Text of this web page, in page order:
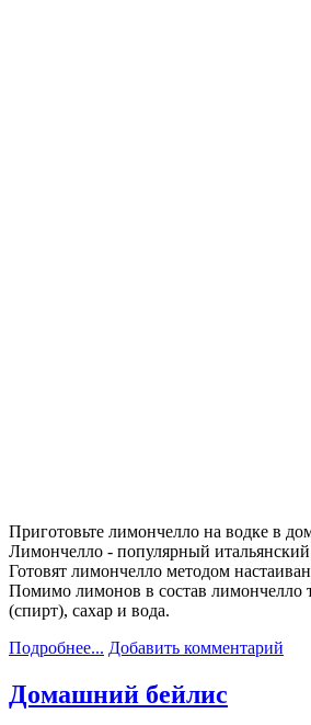
Приготовьте лимончелло на водке в
Лимончелло - популярный
Готовят лимончелло методом
Помимо лимонов в состав лимончелло
(спирт), сахар и вода.
Подробнее... Добавить комментарий
Домашний бейлис